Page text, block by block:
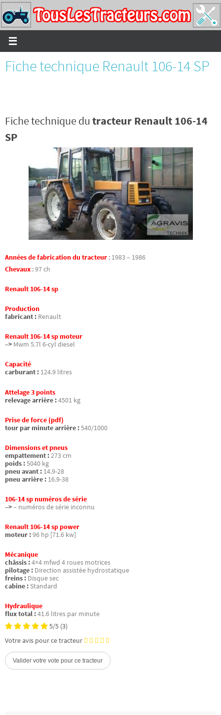
Passer
vers
le
contenu
Fiche technique Renault 106-14 SP
Fiche technique dutracteur Renault 106-14
SP
Années de fabrication du tracteur : 1983 – 1986
Chevaux :97 ch
Renault 106-14 sp
Production
fabricant : Renault
Renault 106-14 sp moteur
–> Mwm 5.7l 6-cyl diesel
Capacité
carburant : 124.9 litres
Attelage 3 points
relevage arrière :4501 kg
Prise de force (pdf)
tour par minute arrière :540/1000
Dimensions et pneus
empattement :273 cm
poids :5040 kg
pneu avant : 14.9-28
pneu arrière : 16.9-38
106-14 sp numéros de série
–>– numéros de série inconnu
Renault 106-14 sp power
moteur :96 hp [71.6 kw]
Mécanique
châssis :4×4 mfwd 4 roues motrices
pilotage : Direction assistée hydrostatique
freins : Disque sec
cabine : Standard
Hydraulique
flux total :41.6 litres par minute
5/5 (3)
Votre avis pour ce tracteur